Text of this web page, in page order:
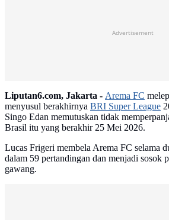
Advertisement
Liputan6.com, Jakarta - Arema FC
menyusul berakhirnya BRI Super League
Singo Edan memutuskan tidak
Brasil itu yang berakhir 25 Mei 2026.
Lucas Frigeri membela Arema FC selama
dalam 59 pertandingan dan menjadi sosok
gawang.